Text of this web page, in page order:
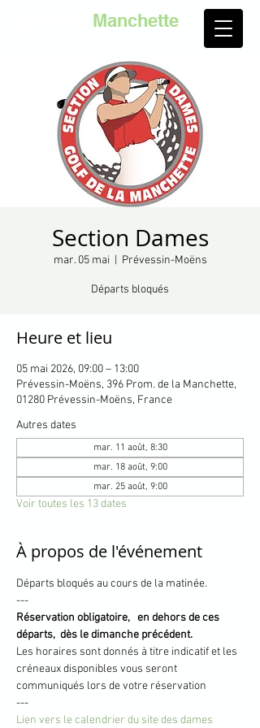
Manchette
Section Dames
mar. 05 mai Prévessin-Moëns
Départs bloqués
Heure et lieu
05 mai 2026, 09:00 – 13:00
Prévessin-Moëns, 396 Prom. de la Manchette,
01280 Prévessin-Moëns, France
Autres dates
mar. 11 août, 8:30
mar. 18 août, 9:00
mar. 25 août, 9:00
Voir toutes les 13 dates
À propos de l'événement
Départs bloqués au cours de la matinée.
---
Réservation obligatoire,   en dehors de ces
départs,  dès le dimanche précédent.
Les horaires sont donnés à titre indicatif et les
créneaux disponibles vous seront
communiqués lors de votre réservation
---
Lien vers le calendrier du site des dames